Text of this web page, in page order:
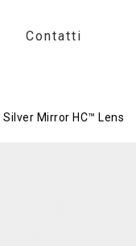
Contatti
Silver Mirror HC™ Lens